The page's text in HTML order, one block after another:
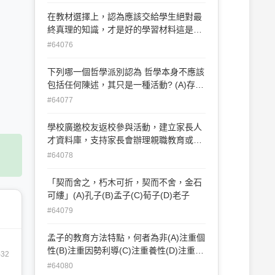
在教材選擇上，認為應該交給學生絕對最
終真理的知識，才是好的學習材料這是哪
一派別的論點? (A)實用主義 (B)存在主義
#64076
下列哪一個哲學派別認為 哲學本身不應該
包括任何陳述，其只是一種活動? (A)存在
主義 (B)分析哲學 (C)實用主義 (D)經驗主
#64077
學校廣邀校友返校參與活動，建立家長人
才資料庫，支持家長會辦理親職教育或插
花烹飪活動，以便在適當的時機獲得家長
校的哪一種資本？ (A)經濟資本(B)人力資
本(C)社會資本(D)符號資本
#64078
「契而舍之，朽木可折，契而不舍，金石
可縷」(A)孔子(B)孟子(C)荀子(D)老子
#64079
孟子的教育方法特點，何者為非(A)注重個
性(B)注重因勢利導(C)注重養性(D)注重自
動
#64080